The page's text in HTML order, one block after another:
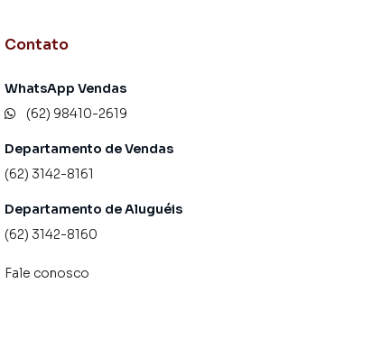
Contato
WhatsApp Vendas
(62) 98410-2619
Departamento de Vendas
(62) 3142-8161
Departamento de Aluguéis
(62) 3142-8160
Fale conosco